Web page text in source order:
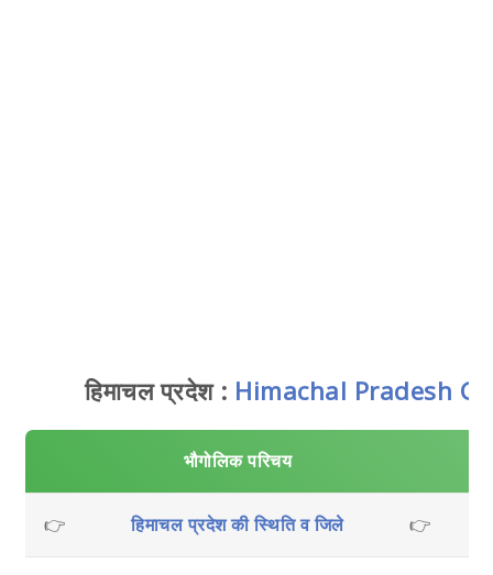
हिमाचल प्रदेश : Himachal Pradesh
भौगोलिक परिचय
👉 हिमाचल प्रदेश की स्थिति व जिले 👉